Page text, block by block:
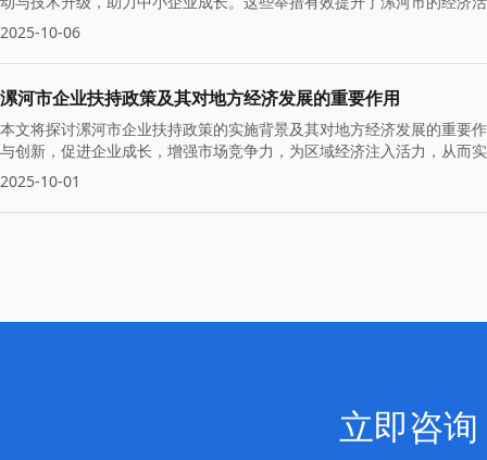
2025-10-06
漯河市企业扶持政策及其对地方经济发展的重要作用
本文将探讨漯河市企业扶持政策的实施背景及其对地方经济发展的重要
与创新，促进企业成长，增强市场竞争力，为区域经济注入活力，从而
2025-10-01
立即咨